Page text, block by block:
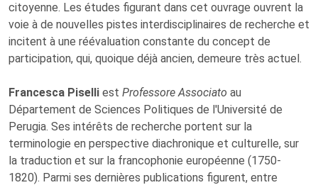
citoyenne. Les études figurant dans cet ouvrage ouvrent la
voie à de nouvelles pistes interdisciplinaires de recherche et
incitent à une réévaluation constante du concept de
participation, qui, quoique déjà ancien, demeure très actuel.
Francesca Piselli est Professore Associato au
Département de Sciences Politiques de l'Université de
Perugia. Ses intérêts de recherche portent sur la
terminologie en perspective diachronique et culturelle, sur
la traduction et sur la francophonie européenne (1750-
1820). Parmi ses dernières publications figurent, entre